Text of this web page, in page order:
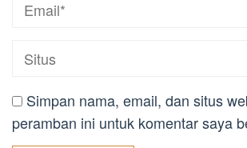
Simpan nama, email, dan situs
peramban ini untuk komentar saya